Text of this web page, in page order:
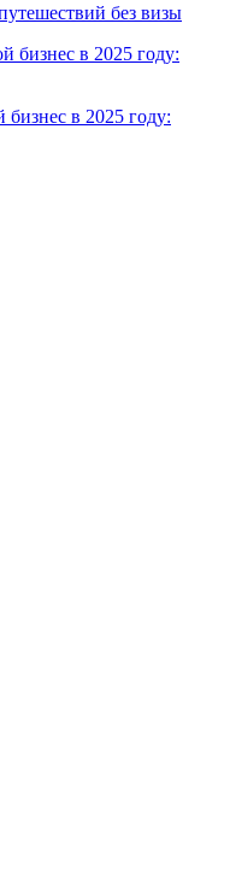
без визы
бизнес в 2025 году:
бизнес в 2025 году: